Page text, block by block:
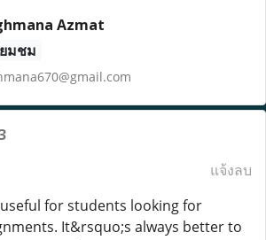
Azmat
มชม
แจ้งลบ
for students looking for
It&rsquo;s always better to